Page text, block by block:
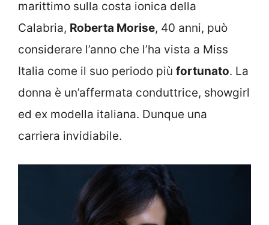
marittimo sulla costa ionica della
Calabria, Roberta Morise, 40 anni, può
considerare l’anno che l’ha vista a Miss
Italia come il suo periodo più fortunato. La
donna è un’affermata conduttrice, showgirl
ed ex modella italiana. Dunque una
carriera invidiabile.